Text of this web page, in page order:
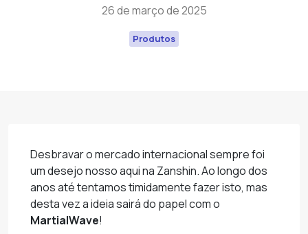
26 de março de 2025
Produtos
Desbravar o mercado internacional sempre foi
um desejo nosso aqui na Zanshin. Ao longo dos
anos até tentamos timidamente fazer isto, mas
desta vez a ideia sairá do papel com o
MartialWave!